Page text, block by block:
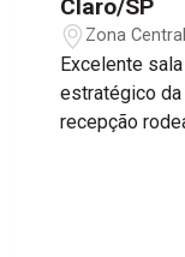
Claro/SP
Zona
Excelente
estratégico da
recepção
em blindex
Valor de
zeladora, faxineira e